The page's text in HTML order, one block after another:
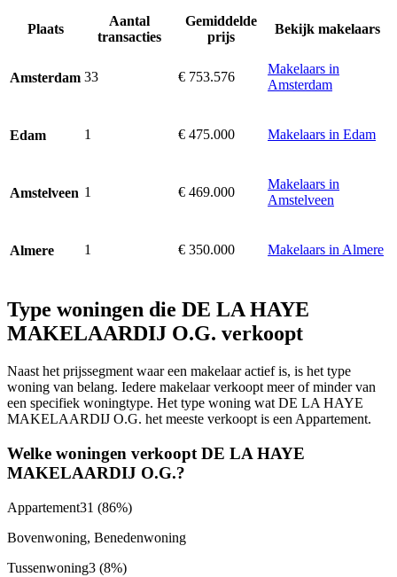
Plaats
Aantal
transacties
Gemiddelde
prijs
Bekijk makelaars
Amsterdam 33 € 753.576
Makelaars in
Amsterdam
Edam 1 € 475.000 Makelaars in Edam
Amstelveen 1 € 469.000
Makelaars in
Amstelveen
Almere 1 € 350.000 Makelaars in Almere
Type woningen die DE LA HAYE
MAKELAARDIJ O.G. verkoopt
Naast het prijssegment waar een makelaar actief is, is het type
woning van belang. Iedere makelaar verkoopt meer of minder van
een specifiek woningtype. Het type woning wat DE LA HAYE
MAKELAARDIJ O.G. het meeste verkoopt is een Appartement.
Welke woningen verkoopt DE LA HAYE
MAKELAARDIJ O.G.?
Appartement31 (86%)
Bovenwoning, Benedenwoning
Tussenwoning3 (8%)